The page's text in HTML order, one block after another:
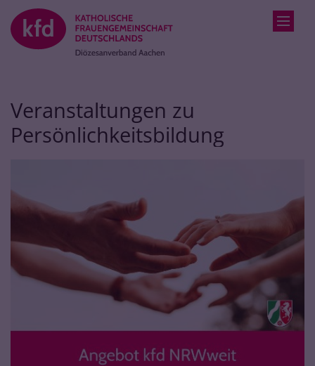
Zum Inhalt springen
Veranstaltungen zu
Persönlichkeitsbildung